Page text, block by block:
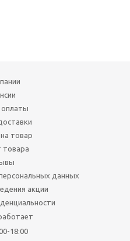
оплаты
товар
товара
данных
акции
18:00